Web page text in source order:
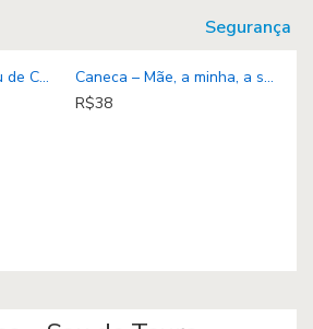
Segurança
Caneca Signos – Sou de Câncer
Caneca – Mãe, a minha, a sua…
R$38